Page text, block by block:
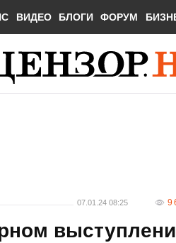
ВИДЕО БЛОГИ ФОРУМ
07.01.24 08:25 9